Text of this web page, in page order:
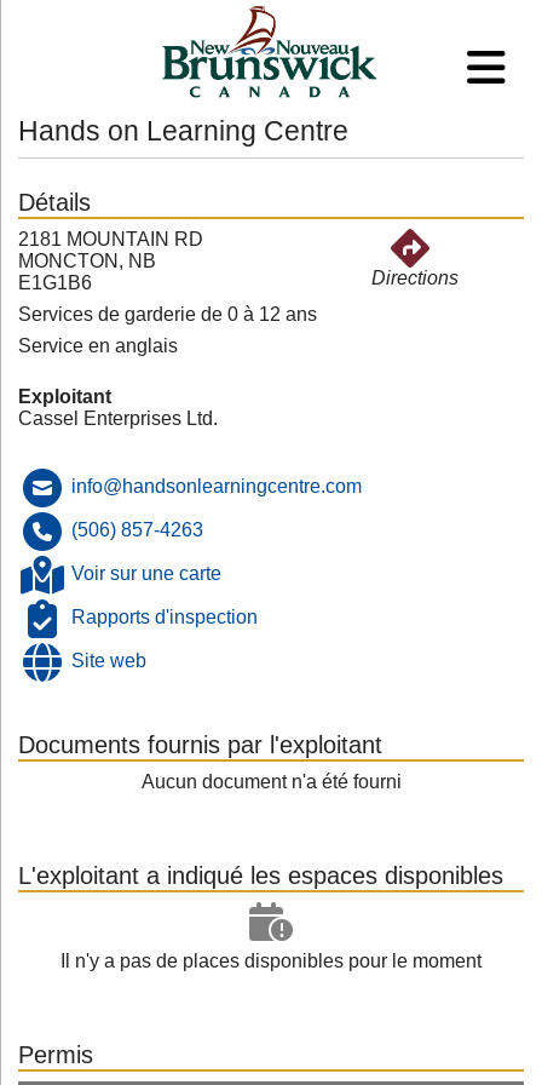
Hands on Learning Centre
Détails
2181 MOUNTAIN RD
MONCTON, NB
E1G1B6
Directions
Services de garderie de 0 à 12 ans
Service en anglais
Exploitant
Cassel Enterprises Ltd.
info@handsonlearningcentre.com
(506) 857-4263
Voir sur une carte
Rapports d'inspection
Site web
Documents fournis par l'exploitant
Aucun document n'a été fourni
L'exploitant a indiqué les espaces disponibles
Il n'y a pas de places disponibles pour le moment
Permis